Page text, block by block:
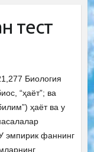
тест
Биология
“ҳаёт”; ва
ҳаёт ва у
эмпирик фаннинг